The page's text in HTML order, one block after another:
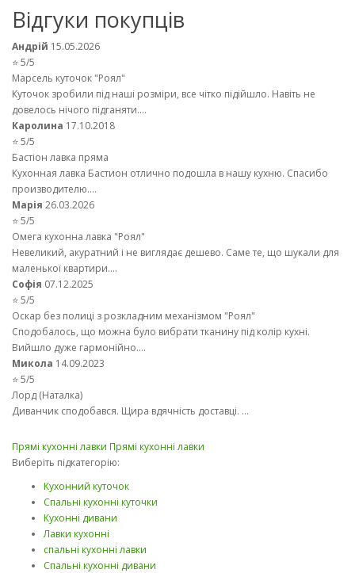
Відгуки покупців
Андрій 15.05.2026
⭐ 5/5
Марсель куточок "Роял"
Куточок зробили під наші розміри, все чітко підійшло. Навіть не
довелось нічого підганяти....
Каролина 17.10.2018
⭐ 5/5
Бастіон лавка пряма
Кухонная лавка Бастион отлично подошла в нашу кухню. Спасибо
производителю....
Марія 26.03.2026
⭐ 5/5
Омега кухонна лавка "Роял"
Невеликий, акуратний і не виглядає дешево. Саме те, що шукали для
маленької квартири....
Софія 07.12.2025
⭐ 5/5
Оскар без полиці з розкладним механізмом "Роял"
Сподобалось, що можна було вибрати тканину під колір кухні.
Вийшло дуже гармонійно....
Микола 14.09.2023
⭐ 5/5
Лорд (Наталка)
Диванчик сподобався. Щира вдячність доставці. ...
Прямі кухонні лавки Прямі кухонні лавки
Виберіть підкатегорію:
Кухонний куточок
Спальні кухонні куточки
Кухонні дивани
Лавки кухонні
спальні кухонні лавки
Спальні кухонні дивани